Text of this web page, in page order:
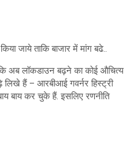
जाये ताकि बाजार में मांग बढे..
अब लॉकडाउन बढ़ने का कोई औचित्य
लिखे हैं – आरबीआई गवर्नर हिस्ट्री
बाय कर चुके हैं. इसलिए रणनीति